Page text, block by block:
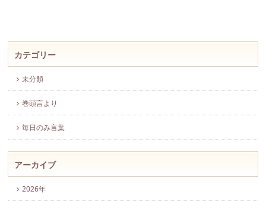
カテゴリー
未分類
巻頭言より
毎日のみ言葉
アーカイブ
2026年